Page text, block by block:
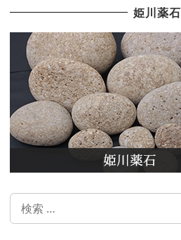
姫川薬石
検